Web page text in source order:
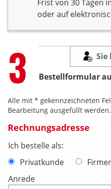
Frist von 30 Tagen
oder auf
Step
3 Bestellformular
Sie
Alle mit * gekennzeichneten
Bearbeitung ausgefüllt werden.
Rechnungsadresse
Ich bestelle als:
Privatkunde
Anrede